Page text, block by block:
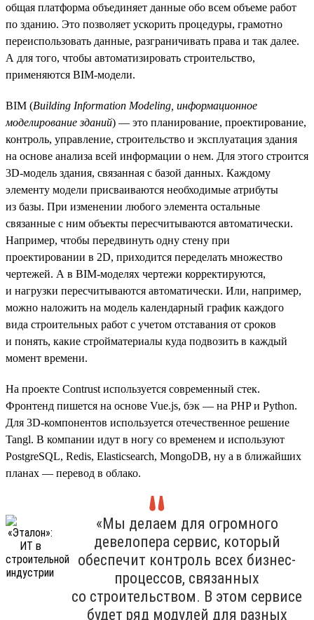
общая платформа объединяет данные обо всем объеме работ
по зданию. Это позволяет ускорить процедуры, грамотно
переиспользовать данные, разграничивать права и так далее.
А для того, чтобы автоматизировать строительство,
применяются BIM-модели.
BIM (Building Information Modeling, информационное
моделирование зданий) — это планирование, проектирование,
контроль, управление, строительство и эксплуатация здания
на основе анализа всей информации о нем. Для этого строится
3D-модель здания, связанная с базой данных. Каждому
элементу модели присваиваются необходимые атрибуты
из базы. При изменении любого элемента остальные
связанные с ним объекты пересчитываются автоматически.
Например, чтобы передвинуть одну стену при
проектировании в 2D, приходится переделать множество
чертежей. А в BIM-моделях чертежи корректируются,
и нагрузки пересчитываются автоматически. Или, например,
можно наложить на модель календарный график каждого
вида строительных работ с учетом отставания от сроков
и понять, какие стройматериалы куда подвозить в каждый
момент времени.
На проекте Contrust используется современный стек.
Фронтенд пишется на основе Vue.js, бэк — на PHP и Python.
Для 3D-компонентов используется отечественное решение
Tangl. В компании идут в ногу со временем и используют
PostgreSQL, Redis, Elasticsearch, MongoDB, ну а в ближайших
планах — перевод в облако.
«Мы делаем для огромного
девелопера сервис, который
обеспечит контроль всех бизнес-
процессов, связанных
со строительством. В этом сервисе
будет ряд модулей для разных